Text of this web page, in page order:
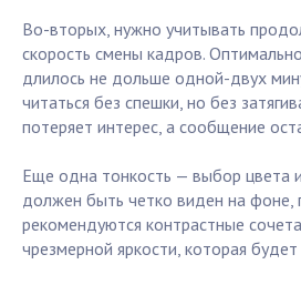
Во-вторых, нужно учитывать
скорость смены кадров.
длилось не дольше одной-двух
читаться без спешки, но без
потеряет интерес, а сообщение
Еще одна тонкость — выбор цвета и
должен быть четко виден на фоне,
рекомендуются контрастные
чрезмерной яркости, которая